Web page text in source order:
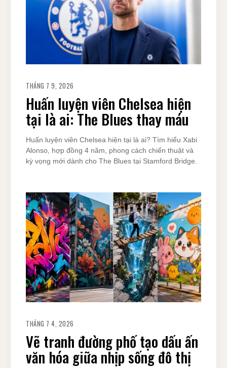
THÁNG 7 9, 2026
Huấn luyện viên Chelsea hiện
tại là ai: The Blues thay máu
Huấn luyện viên Chelsea hiện tại là ai? Tìm hiểu Xabi
Alonso, hợp đồng 4 năm, phong cách chiến thuật và
kỳ vọng mới dành cho The Blues tại Stamford Bridge.
THÁNG 7 4, 2026
Vẽ tranh đường phố tạo dấu ấn
văn hóa giữa nhịp sống đô thị